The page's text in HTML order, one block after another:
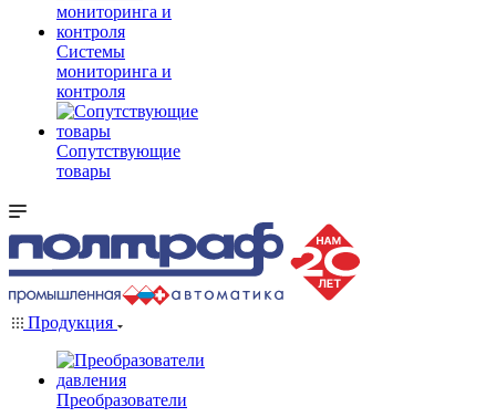
Системы
мониторинга и
контроля
Сопутствующие
товары
Продукция
Преобразователи